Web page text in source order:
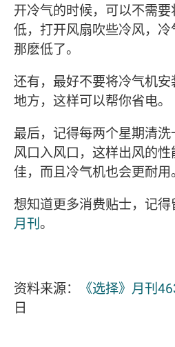
开冷气的时候，可以不需
低，打开风扇吹些冷风，
那麽低了。
还有，最好不要将冷气机
地方，这样可以帮你省电。
最后，记得每两个星期清
风口入风口，这样出风的
佳，而且冷气机也会更耐用。
想知道更多消费贴士，记得
月刊。
资料来源： 《选择》月刊
日